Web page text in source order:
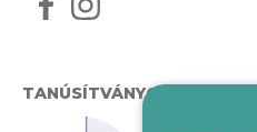
TANÚSÍTVÁNYOK